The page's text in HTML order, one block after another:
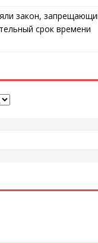
закон,
срок времени